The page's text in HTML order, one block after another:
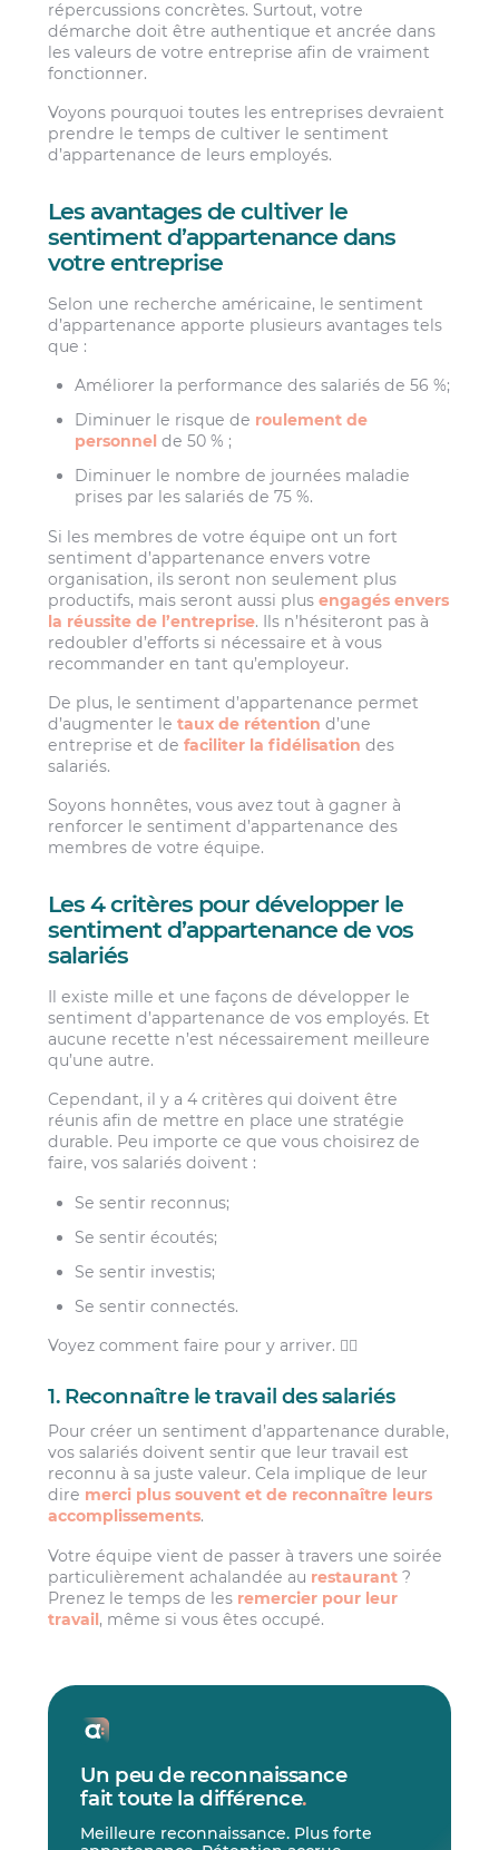
répercussions concrètes. Surtout, votre
démarche doit être authentique et ancrée dans
les valeurs de votre entreprise afin de vraiment
fonctionner.
Voyons pourquoi toutes les entreprises devraient
prendre le temps de cultiver le sentiment
d’appartenance de leurs employés.
Les avantages de cultiver le
sentiment d’appartenance dans
votre entreprise
Selon une recherche américaine, le sentiment
d’appartenance apporte plusieurs avantages tels
que :
Améliorer la performance des salariés de 56 %;
Diminuer le risque de roulement de
personnel de 50 % ;
Diminuer le nombre de journées maladie
prises par les salariés de 75 %.
Si les membres de votre équipe ont un fort
sentiment d’appartenance envers votre
organisation, ils seront non seulement plus
productifs, mais seront aussi plusengagés envers
la réussite de l’entreprise. Ils n’hésiteront pas à
redoubler d’efforts si nécessaire et à vous
recommander en tant qu’employeur.
De plus, le sentiment d’appartenance permet
d’augmenter letaux de rétention d’une
entreprise et defaciliter la fidélisation des
salariés.
Soyons honnêtes, vous avez tout à gagner à
renforcer le sentiment d’appartenance des
membres de votre équipe.
Les 4 critères pour développer le
sentiment d’appartenance de vos
salariés
Il existe mille et une façons de développer le
sentiment d’appartenance de vos employés. Et
aucune recette n’est nécessairement meilleure
qu’une autre.
Cependant, il y a 4 critères qui doivent être
réunis afin de mettre en place une stratégie
durable. Peu importe ce que vous choisirez de
faire, vos salariés doivent :
Se sentir reconnus;
Se sentir écoutés;
Se sentir investis;
Se sentir connectés.
Voyez comment faire pour y arriver. 👇🏻
1. Reconnaître le travail des salariés
Pour créer un sentiment d’appartenance durable,
vos salariés doivent sentir que leur travail est
reconnu à sa juste valeur. Cela implique de leur
dire merci plus souvent et de reconnaître leurs
accomplissements.
Votre équipe vient de passer à travers une soirée
particulièrement achalandée au restaurant ?
Prenez le temps de les remercier pour leur
travail, même si vous êtes occupé.
Un peu de reconnaissance
fait toute la différence.
Meilleure reconnaissance. Plus forte